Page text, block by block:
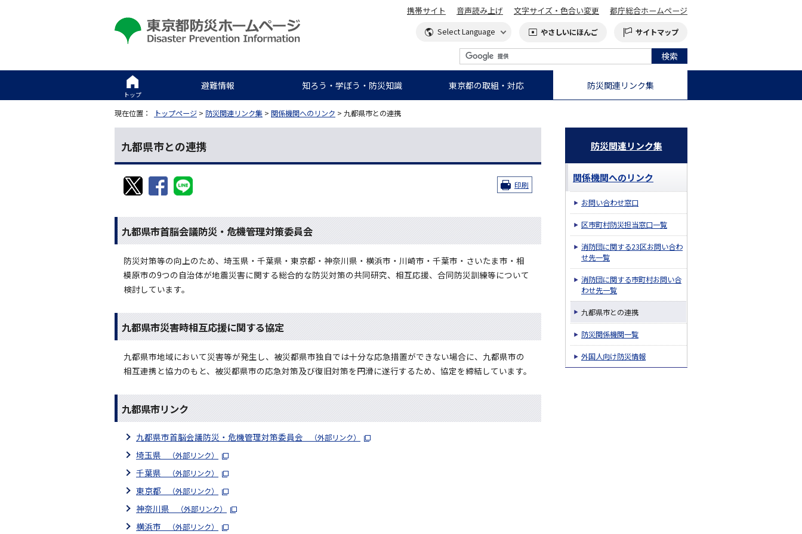
携帯サイト 音声読み上げ 文字サイズ・色合い変更 都庁総合ホームページ
やさしいにほんご サイトマップ
トップ
避難情報 知ろう・学ぼう・防災知識 東京都の取組・対応 防災関連リンク集
現在位置： トップページ > 防災関連リンク集 > 関係機関へのリンク > 九都県市との連携
九都県市との連携
印刷
九都県市首脳会議防災・危機管理対策委員会
防災対策等の向上のため、埼玉県・千葉県・東京都・神奈川県・横浜市・川崎市・千葉市・さいたま市・相
模原市の9つの自治体が地震災害に関する総合的な防災対策の共同研究、相互応援、合同防災訓練等について
検討しています。
九都県市災害時相互応援に関する協定
九都県市地域において災害等が発生し、被災都県市独自では十分な応急措置ができない場合に、九都県市の
相互連携と協力のもと、被災都県市の応急対策及び復旧対策を円滑に遂行するため、協定を締結しています。
九都県市リンク
九都県市首脳会議防災・危機管理対策委員会 （外部リンク）
埼玉県 （外部リンク）
千葉県 （外部リンク）
東京都 （外部リンク）
神奈川県 （外部リンク）
横浜市 （外部リンク）
防災関連リンク集
関係機関へのリンク
お問い合わせ窓口
区市町村防災担当窓口一覧
消防団に関する23区お問い合わ
せ先一覧
消防団に関する市町村お問い合
わせ先一覧
九都県市との連携
防災関係機関一覧
外国人向け防災情報